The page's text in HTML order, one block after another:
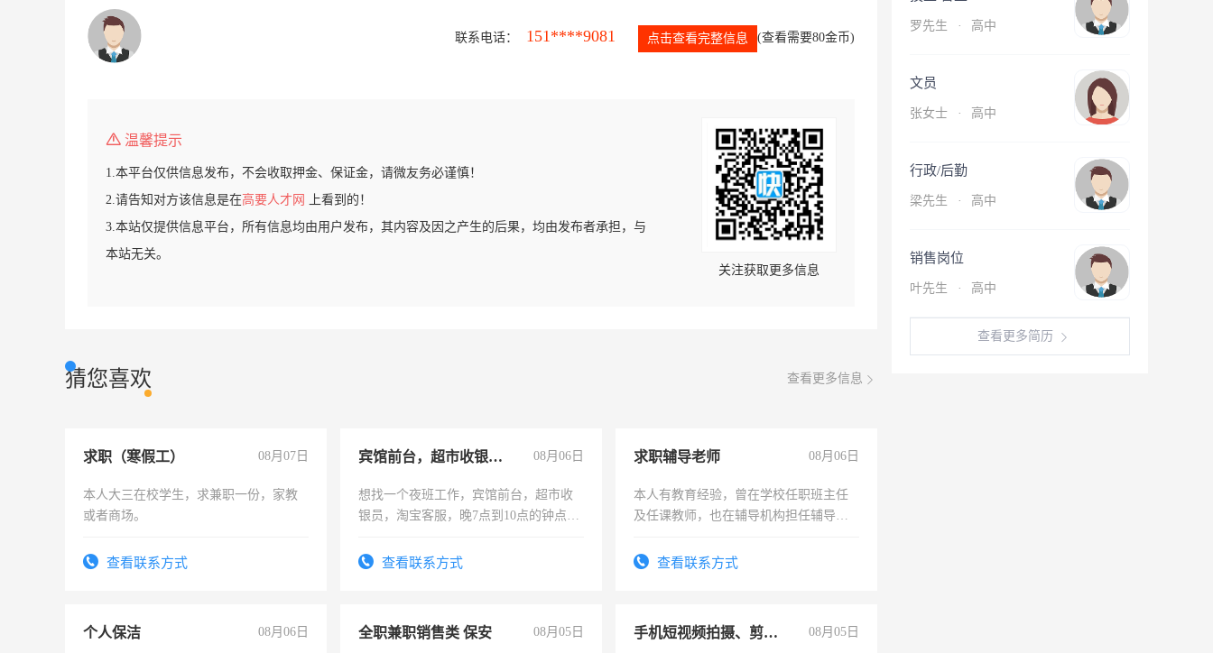
联系电话： 151****9081 点击查看完整信息 (查看需要80金币)
温馨提示
1.本平台仅供信息发布，不会收取押金、保证金，请微友务必谨慎！
2.请告知对方该信息是在高要人才网
上看到的！
3.本站仅提供信息平台，所有信息均由用户发布，其内容及因之产生的后果，均由发布者承担，与
本站无关。
关注获取更多信息
猜您喜欢 查看更多信息
求职（寒假工） 08月07日
本人大三在校学生，求兼职一份，家教
或者商场。
查看联系方式
宾馆前台，超市收银员，淘宝客服 08月06日
想找一个夜班工作，宾馆前台，超市收
银员，淘宝客服，晚7点到10点的钟点
号同微信查看联系方式
求职辅导老师 08月06日
本人有教育经验，曾在学校任职班主任
及任课教师，也在辅导机构担任辅导教
查看联系方式
个人保洁 08月06日 全职兼职销售类 保安 08月05日 手机短视频拍摄、剪辑、抖音快手 08月05日
罗先生 · 高中
文员
张女士 · 高中
行政/后勤
梁先生 · 高中
销售岗位
叶先生 · 高中
查看更多简历